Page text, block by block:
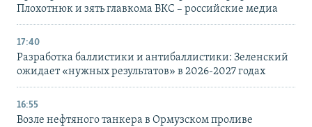
Плохотнюк и зять главкома ВКС – российские медиа
17:40
Разработка баллистики и антибаллистики: Зеленский
ожидает «нужных результатов» в 2026-2027 годах
16:55
Возле нефтяного танкера в Ормузском проливе